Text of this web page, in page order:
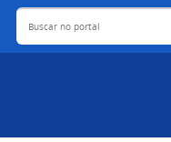
Buscar no portal